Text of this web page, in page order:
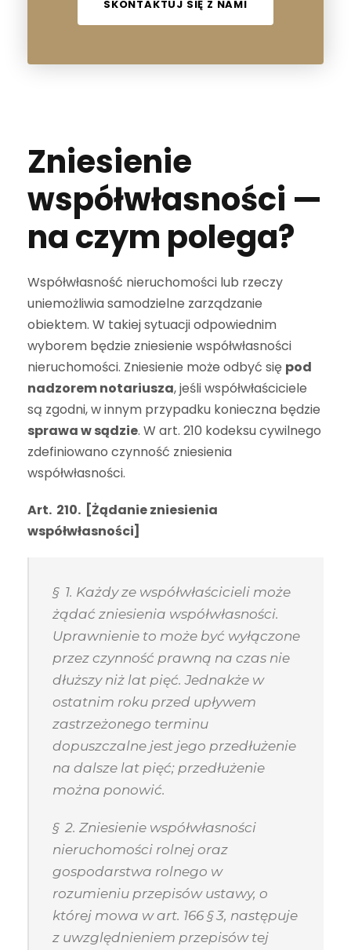
SKONTAKTUJ SIĘ Z NAMI
Zniesienie
współwłasności —
na czym polega?
Współwłasność nieruchomości lub rzeczy
uniemożliwia samodzielne zarządzanie
obiektem. W takiej sytuacji odpowiednim
wyborem będzie zniesienie współwłasności
nieruchomości. Zniesienie może odbyć się pod
nadzorem notariusza, jeśli współwłaściciele
są zgodni, w innym przypadku konieczna będzie
sprawa w sądzie. W art. 210 kodeksu cywilnego
zdefiniowano czynność zniesienia
współwłasności.
Art. 210. [Żądanie zniesienia
współwłasności]
§ 1. Każdy ze współwłaścicieli może
żądać zniesienia współwłasności.
Uprawnienie to może być wyłączone
przez czynność prawną na czas nie
dłuższy niż lat pięć. Jednakże w
ostatnim roku przed upływem
zastrzeżonego terminu
dopuszczalne jest jego przedłużenie
na dalsze lat pięć; przedłużenie
można ponowić.
§ 2. Zniesienie współwłasności
nieruchomości rolnej oraz
gospodarstwa rolnego w
rozumieniu przepisów ustawy, o
której mowa w art. 166 § 3, następuje
z uwzględnieniem przepisów tej